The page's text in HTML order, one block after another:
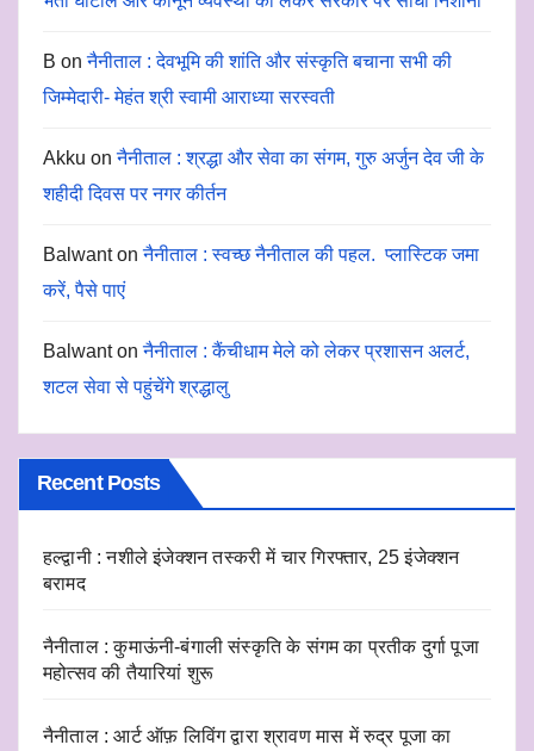
B onनैनीताल : देवभूमि की शांति और संस्कृति बचाना सभी की
जिम्मेदारी- मेहंत श्री स्वामी आराध्या सरस्वती
Akku onनैनीताल : श्रद्धा और सेवा का संगम, गुरु अर्जुन देव जी के
शहीदी दिवस पर नगर कीर्तन
Balwantonनैनीताल : स्वच्छ नैनीताल की पहल. प्लास्टिक जमा
करें, पैसे पाएं
Balwantonनैनीताल : कैंचीधाम मेले को लेकर प्रशासन अलर्ट,
शटल सेवा से पहुंचेंगे श्रद्धालु
Recent Posts
हल्द्वानी : नशीले इंजेक्शन तस्करी में चार गिरफ्तार, 25 इंजेक्शन
बरामद
नैनीताल : कुमाऊंनी-बंगाली संस्कृति के संगम का प्रतीक दुर्गा पूजा
महोत्सव की तैयारियां शुरू
नैनीताल : आर्ट ऑफ़ लिविंग द्वारा श्रावण मास में रुद्र पूजा का